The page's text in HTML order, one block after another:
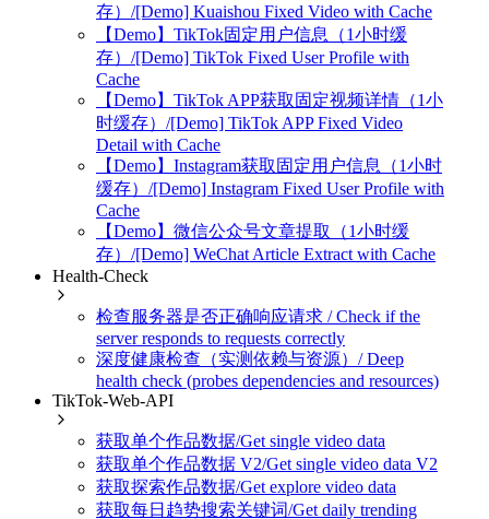
存）/[Demo] Kuaishou Fixed Video with Cache
【Demo】TikTok固定用户信息（1小时缓
存）/[Demo] TikTok Fixed User Profile with
Cache
【Demo】TikTok APP获取固定视频详情（1小
时缓存）/[Demo] TikTok APP Fixed Video
Detail with Cache
【Demo】Instagram获取固定用户信息（1小时
缓存）/[Demo] Instagram Fixed User Profile with
Cache
【Demo】微信公众号文章提取（1小时缓
存）/[Demo] WeChat Article Extract with Cache
Health-Check
检查服务器是否正确响应请求 / Check if the
server responds to requests correctly
深度健康检查（实测依赖与资源）/ Deep
health check (probes dependencies and resources)
TikTok-Web-API
获取单个作品数据/Get single video data
获取单个作品数据 V2/Get single video data V2
获取探索作品数据/Get explore video data
获取每日趋势搜索关键词/Get daily trending